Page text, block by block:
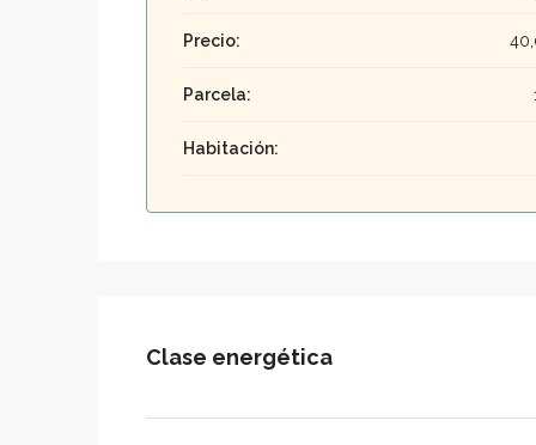
Precio:
Parcela:
Habitación:
Clase energética